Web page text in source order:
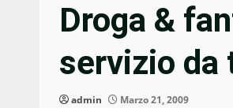
Droga &
servizio da
admin Marzo 21, 2009